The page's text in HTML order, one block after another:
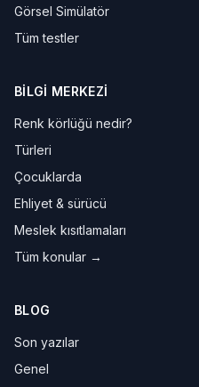
Görsel Simülatör
Tüm testler
BILGI MERKEZI
Renk körlüğü nedir?
Türleri
Çocuklarda
Ehliyet & sürücü
Meslek kısıtlamaları
Tüm konular →
BLOG
Son yazılar
Genel